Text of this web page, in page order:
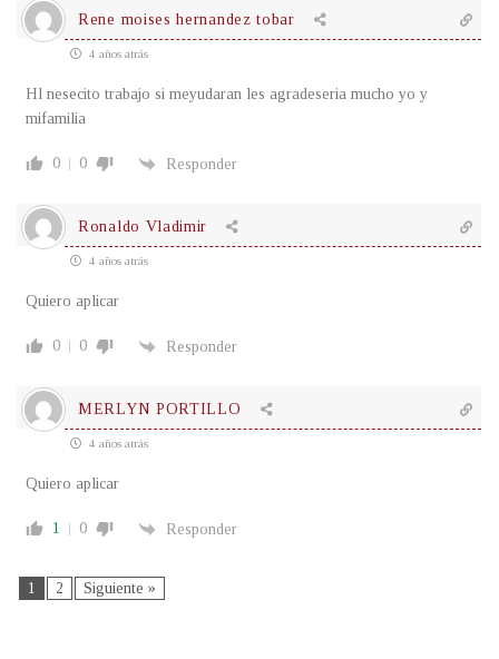
Rene moises hernandez tobar
4 años atrás
Hl nesecito trabajo si meyudaran les agradeseria mucho yo y
mifamilia
0 0 Responder
Ronaldo Vladimir
4 años atrás
Quiero aplicar
0 0 Responder
MERLYN PORTILLO
4 años atrás
Quiero aplicar
1 0 Responder
1 2 Siguiente »